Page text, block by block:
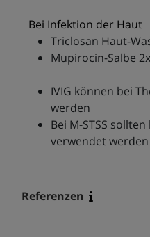
Bei Infektion der Haut
Triclosan Haut-
Mupirocin-Salbe
IVIG können bei
werden
Bei M-STSS
verwendet werden
Referenzen